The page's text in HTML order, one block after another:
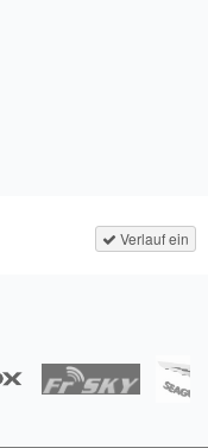
Verlauf ein